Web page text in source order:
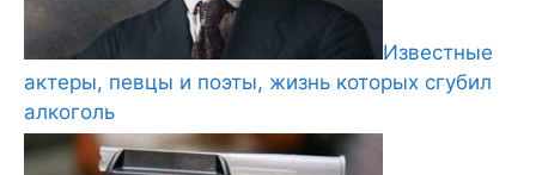
Известные
актеры, певцы и поэты, жизнь которых сгубил
алкоголь